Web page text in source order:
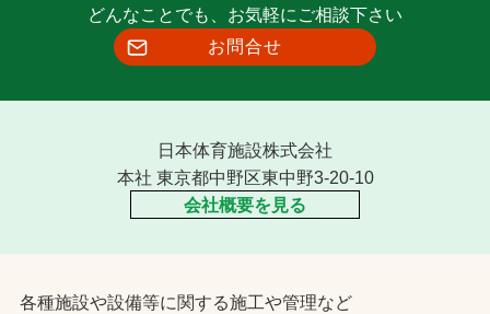
どんなことでも、お気軽にご相談下さい
お問合せ
日本体育施設株式会社
本社 東京都中野区東中野3-20-10
会社概要を見る
各種施設や設備等に関する施工や管理など